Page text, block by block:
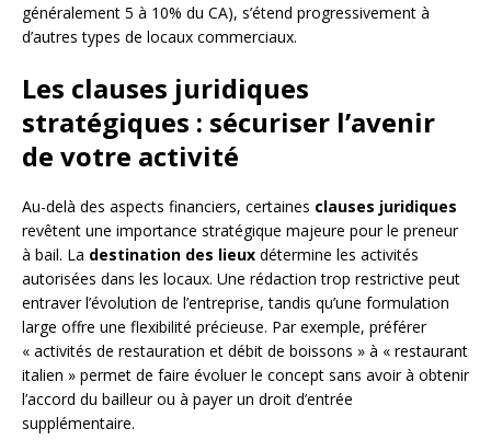
généralement 5 à 10% du CA), s’étend progressivement à
d’autres types de locaux commerciaux.
Les clauses juridiques
stratégiques : sécuriser l’avenir
de votre activité
Au-delà des aspects financiers, certaines clauses juridiques
revêtent une importance stratégique majeure pour le preneur
à bail. La destination des lieux détermine les activités
autorisées dans les locaux. Une rédaction trop restrictive peut
entraver l’évolution de l’entreprise, tandis qu’une formulation
large offre une flexibilité précieuse. Par exemple, préférer
« activités de restauration et débit de boissons » à « restaurant
italien » permet de faire évoluer le concept sans avoir à obtenir
l’accord du bailleur ou à payer un droit d’entrée
supplémentaire.